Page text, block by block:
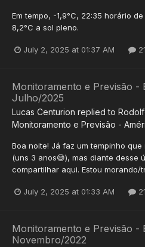
Em tempo, -1,9°C, 22:35 horário
8,2°C a sol pleno.
July 2, 2025 at 01:37 AM
Monitoramento e Previsão -
Julho/2025
Lucas Centurion replied to
Monitoramento e Previsão -
Boa noite! Já faz um tempinho
(uns 3 anos😅), mas diante desse
compartilhar aqui. Estou morando/
July 2, 2025 at 01:33 AM
Monitoramento e Previsão -
Novembro/2022